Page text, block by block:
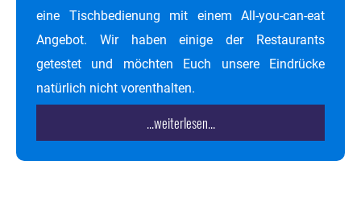
eine Tischbedienung mit einem All-you-can-eat
Angebot. Wir haben einige der Restaurants
getestet und möchten Euch unsere Eindrücke
natürlich nicht vorenthalten.
...weiterlesen...